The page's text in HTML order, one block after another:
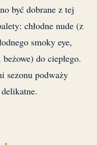
być dobrane z tej
chłodne nude (z
smoky eye,
do ciepłego.
sezonu podważy